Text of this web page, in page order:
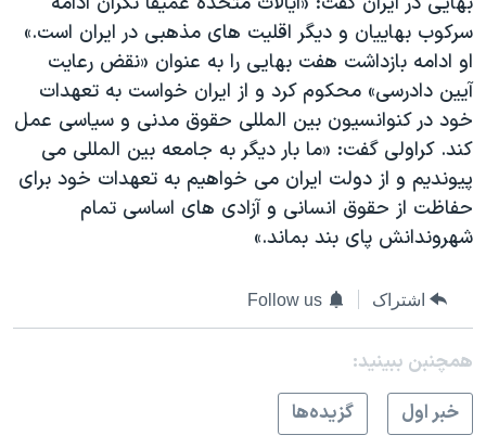
سرکوب بهاییان و دیگر اقلیت های مذهبی در ایران است.»
او ادامه بازداشت هفت بهایی را به عنوان «نقض رعایت
آیین دادرسی» محکوم کرد و از ایران خواست به تعهدات
خود در کنوانسیون بین المللی حقوق مدنی و سیاسی عمل
کند. کراولی گفت: «ما بار دیگر به جامعه بین المللی می
پیوندیم و از دولت ایران می خواهیم به تعهدات خود برای
حفاظت از حقوق انسانی و آزادی های اساسی تمام
شهروندانش پای بند بماند.»
اشتراک Follow us
همچنبن ببینید:
خبر اول
گزيده‌ها